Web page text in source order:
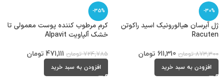
-30%
ژل آبرسان هیالورونیک اسید راکوتن
Racuten
873,300 تومان 611,310 تومان
افزودن به سبد خرید
-35%
کرم مرطوب کننده پوست معمولی تا
خشک آلپاویت Alpavit
724,785 تومان 471,111 تومان
افزودن به سبد خرید